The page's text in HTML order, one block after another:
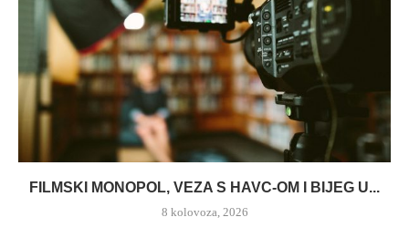
FILMSKI MONOPOL, VEZA S HAVC-OM I BIJEG U...
8 kolovoza, 2026